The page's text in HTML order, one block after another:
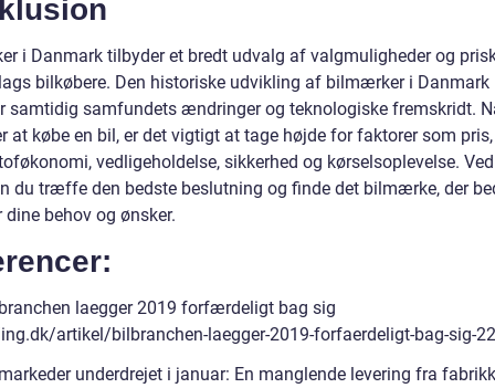
i Danmark tilbyder et bredt udvalg af valgmuligheder og
bilkøbere. Den historiske udvikling af bilmærker i Danmark
samtidig samfundets ændringer og teknologiske fremskridt.
at købe en bil, er det vigtigt at tage højde for faktorer som pris,
vedligeholdelse, sikkerhed og kørselsoplevelse.
du træffe den bedste beslutning og finde det bilmærke, der
behov og ønsker.
laegger 2019 forfærdeligt bag sig
artikel/bilbranchen-laegger-2019-forfaerdeligt-bag-sig-
underdrejet i januar: En manglende levering fra